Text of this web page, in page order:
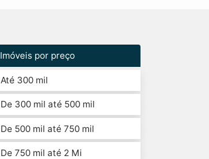
Imóveis por preço
Até 300 mil
De 300 mil até 500 mil
De 500 mil até 750 mil
De 750 mil até 2 Mi